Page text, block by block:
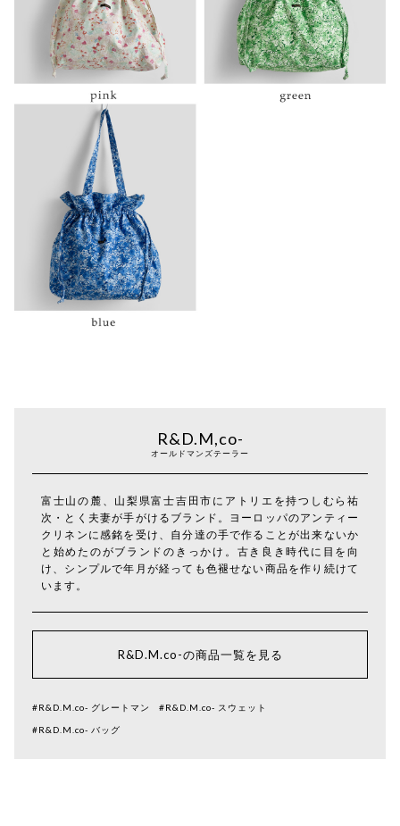
R&D.M,co-
オールドマンズテーラー
富士山の麓、山梨県富士吉田市にアトリエを持つしむら祐
次・とく夫妻が手がけるブランド。ヨーロッパのアンティー
クリネンに感銘を受け、自分達の手で作ることが出来ないか
と始めたのがブランドのきっかけ。古き良き時代に目を向
け、シンプルで年月が経っても色褪せない商品を作り続けて
います。
R&D.M.co-の商品一覧を見る
#R&D.M.co- グレートマン #R&D.M.co- スウェット
#R&D.M.co- バッグ